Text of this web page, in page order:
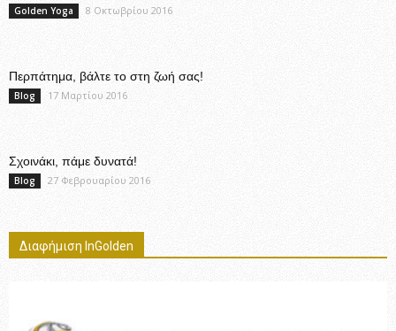
Golden Yoga 8 Οκτωβρίου 2016
Περπάτημα, βάλτε το στη ζωή σας!
Blog 17 Μαρτίου 2016
Σχοινάκι, πάμε δυνατά!
Blog 27 Φεβρουαρίου 2016
Διαφήμιση InGolden